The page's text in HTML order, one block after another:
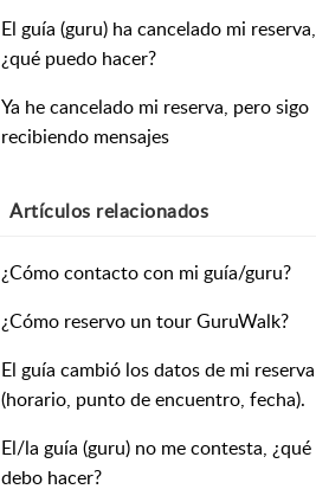
El guía (guru) ha cancelado mi reserva,
¿qué puedo hacer?
Ya he cancelado mi reserva, pero sigo
recibiendo mensajes
Artículos relacionados
¿Cómo contacto con mi guía/guru?
¿Cómo reservo un tour GuruWalk?
El guía cambió los datos de mi reserva
(horario, punto de encuentro, fecha).
El/la guía (guru) no me contesta, ¿qué
debo hacer?